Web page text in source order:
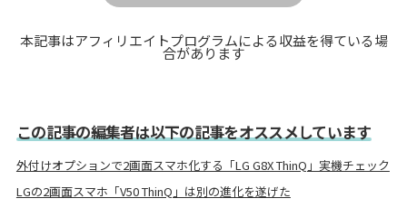
本記事はアフィリエイトプログラムによる収益を得ている場
合があります
この記事の編集者は以下の記事をオススメしています
外付けオプションで2画面スマホ化する「LG G8X ThinQ」実機チェック
LGの2画面スマホ「V50 ThinQ」は別の進化を遂げた